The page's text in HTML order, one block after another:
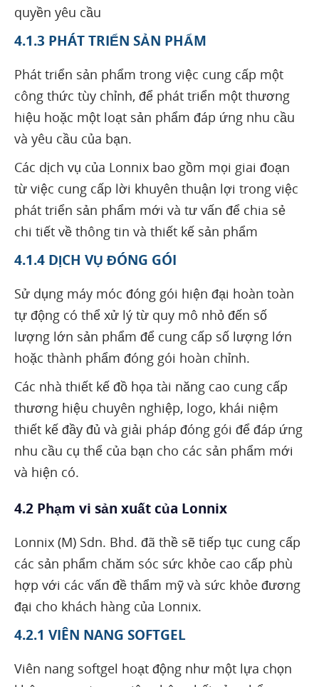
quyền yêu cầu
4.1.3 PHÁT TRIỂN SẢN PHẨM
Phát triển sản phẩm trong việc cung cấp một
công thức tùy chỉnh, để phát triển một thương
hiệu hoặc một loạt sản phẩm đáp ứng nhu cầu
và yêu cầu của bạn.
Các dịch vụ của Lonnix bao gồm mọi giai đoạn
từ việc cung cấp lời khuyên thuận lợi trong việc
phát triển sản phẩm mới và tư vấn để chia sẻ
chi tiết về thông tin và thiết kế sản phẩm
4.1.4 DỊCH VỤ ĐÓNG GÓI
Sử dụng máy móc đóng gói hiện đại hoàn toàn
tự động có thể xử lý từ quy mô nhỏ đến số
lượng lớn sản phẩm để cung cấp số lượng lớn
hoặc thành phẩm đóng gói hoàn chỉnh.
Các nhà thiết kế đồ họa tài năng cao cung cấp
thương hiệu chuyên nghiệp, logo, khái niệm
thiết kế đầy đủ và giải pháp đóng gói để đáp ứng
nhu cầu cụ thể của bạn cho các sản phẩm mới
và hiện có.
4.2 Phạm vi sản xuất của Lonnix
Lonnix (M) Sdn. Bhd. đã thề sẽ tiếp tục cung cấp
các sản phẩm chăm sóc sức khỏe cao cấp phù
hợp với các vấn đề thẩm mỹ và sức khỏe đương
đại cho khách hàng của Lonnix.
4.2.1 VIÊN NANG SOFTGEL
Viên nang softgel hoạt động như một lựa chọn